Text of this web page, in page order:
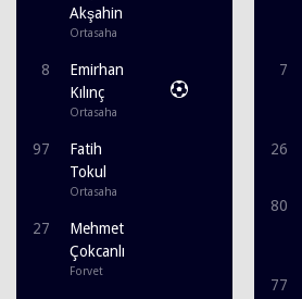
Akşahin
Ortasaha
8
Emirhan
Kılınç
Ortasaha
97
Fatih
Tokul
Ortasaha
27
Mehmet
Çokcanlı
Forvet
7
26
80
77